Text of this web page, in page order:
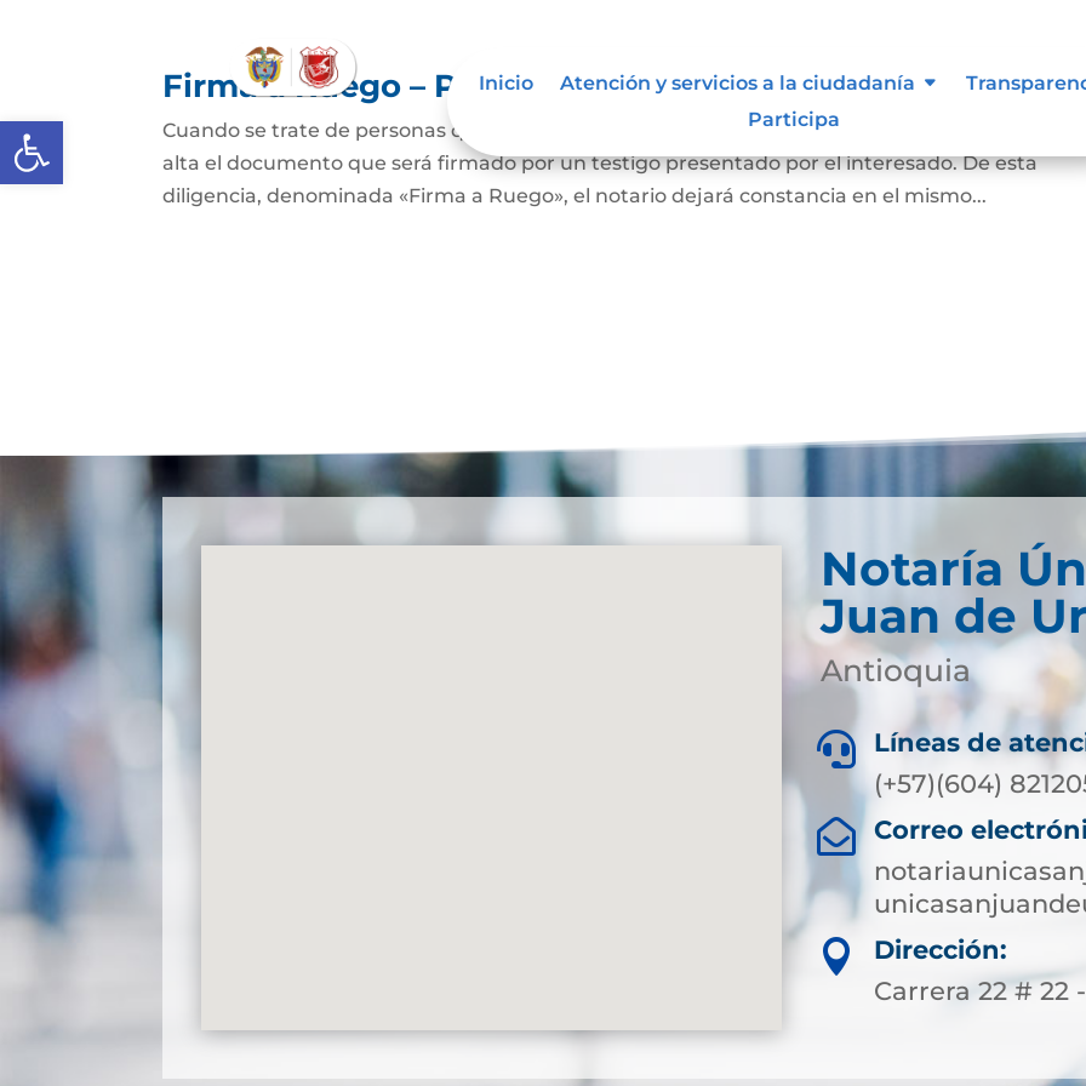
Abrir barra de herramientas
Inicio Atención y servicios a la ciudadanía
Participa
Firma a Ruego – Personas que no saben o no puede
Cuando se trate de personas que no sepan o no puedan firmar, en la diligencia se leerá en voz
alta el documento que será firmado por un testigo presentado por el interesado. De esta
diligencia, denominada «Firma a Ruego», el notario dejará constancia en el mismo...
Notaría
Juan de
Antioquia

Líneas de
(+57)(604)

Correo

Dirección:
Carrera 22 # 22 -